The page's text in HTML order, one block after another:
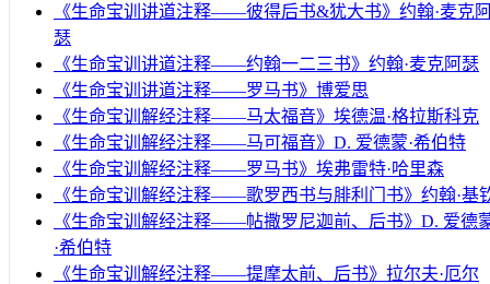
《生命宝训讲道注释——彼得后书&犹大书》约翰·麦克
瑟
《生命宝训讲道注释——约翰一二三书》约翰·麦克阿瑟
《生命宝训讲道注释——罗马书》博爱思
《生命宝训解经注释——马太福音》埃德温·格拉斯科克
《生命宝训解经注释——马可福音》D. 爱德蒙·希伯特
《生命宝训解经注释——罗马书》埃弗雷特·哈里森
《生命宝训解经注释——歌罗西书与腓利门书》约翰·基
《生命宝训解经注释——帖撒罗尼迦前、后书》D. 爱德
·希伯特
《生命宝训解经注释——提摩太前、后书》拉尔夫·厄尔